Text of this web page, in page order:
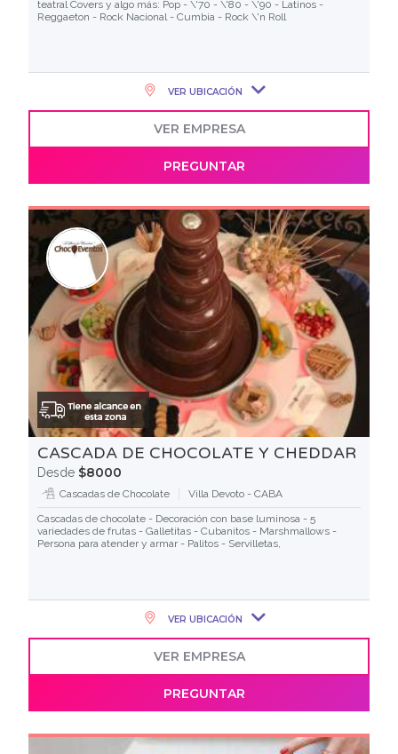
teatral Covers y algo más: Pop - \'70 - \'80 - \'90 - Latinos -
Reggaeton - Rock Nacional - Cumbia - Rock \'n Roll
VER UBICACIÓN
VER EMPRESA
PREGUNTAR
CASCADA DE CHOCOLATE Y CHEDDAR
Desde $8000
Cascadas de Chocolate
Villa Devoto - CABA
Cascadas de chocolate - Decoración con base luminosa - 5
variedades de frutas - Galletitas - Cubanitos - Marshmallows -
Persona para atender y armar - Palitos - Servilletas,
VER UBICACIÓN
VER EMPRESA
PREGUNTAR